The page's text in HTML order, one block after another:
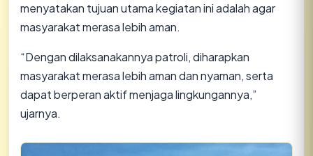
menyatakan tujuan utama kegiatan ini adalah agar
masyarakat merasa lebih aman.
“Dengan dilaksanakannya patroli, diharapkan
masyarakat merasa lebih aman dan nyaman, serta
dapat berperan aktif menjaga lingkungannya,”
ujarnya.